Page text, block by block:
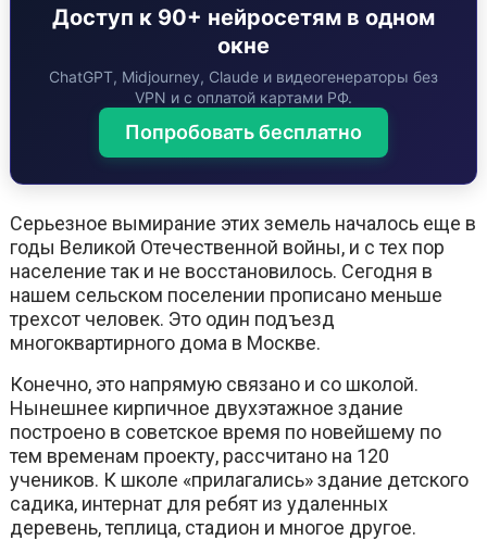
Доступ к 90+ нейросетям в одном
окне
ChatGPT, Midjourney, Claude и видеогенераторы без
VPN и с оплатой картами РФ.
Попробовать бесплатно
Серьезное вымирание этих земель началось еще в
годы Великой Отечественной войны, и с тех пор
население так и не восстановилось. Сегодня в
нашем сельском поселении прописано меньше
трехсот человек. Это один подъезд
многоквартирного дома в Москве.
Конечно, это напрямую связано и со школой.
Нынешнее кирпичное двухэтажное здание
построено в советское время по новейшему по
тем временам проекту, рассчитано на 120
учеников. К школе «прилагались» здание детского
садика, интернат для ребят из удаленных
деревень, теплица, стадион и многое другое.